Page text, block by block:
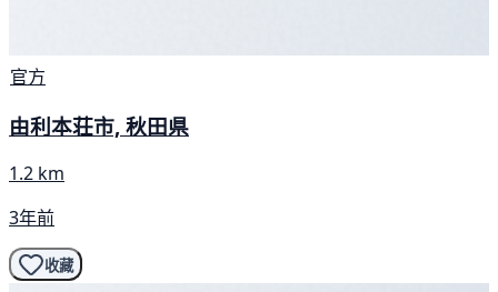
官方
由利本荘市, 秋田県
1.2 km
3年前
收藏